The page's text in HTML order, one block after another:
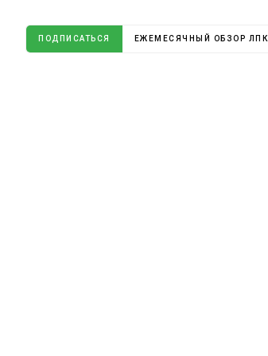
ПОДПИСАТЬСЯ ЕЖЕМЕСЯЧНЫЙ ОБЗОР ЛПК